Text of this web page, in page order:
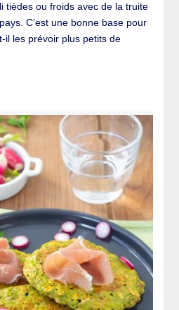
tièdes ou froids avec de la truite
C’est une bonne base pour
il les prévoir plus petits de